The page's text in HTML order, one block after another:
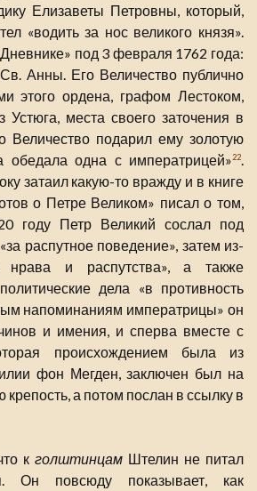
Елизаветы Петровны, который,
«водить за нос великого князя».
под 3 февраля 1762 года:
Анны. Его Величество публично
этого ордена, графом Лестоком,
Устюга, места своего заточения в
Величество подарил ему золотую
обедала одна с императрицей»22
затаил какую-то вражду и в книге
о Петре Великом» писал о том,
году Петр Великий сослал под
распутное поведение», затем из-
нрава и распутства», а также
дела «в противность
напоминаниям императрицы» он
и имения, и сперва вместе с
происхождением была из
фон Мегден, заключен был на
крепость, а потом послан в ссылку в
к голштинцам Штелин не питал
Он повсюду показывает, как